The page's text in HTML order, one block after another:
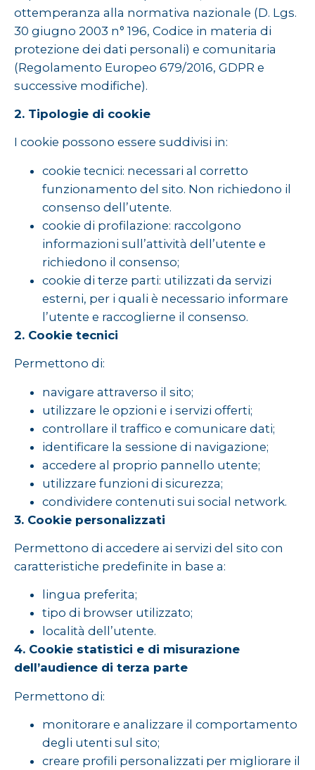
ottemperanza alla normativa nazionale (D. Lgs.
30 giugno 2003 n° 196, Codice in materia di
protezione dei dati personali) e comunitaria
(Regolamento Europeo 679/2016, GDPR e
successive modifiche).
2. Tipologie di cookie
I cookie possono essere suddivisi in:
cookie tecnici: necessari al corretto
funzionamento del sito. Non richiedono il
consenso dell’utente.
cookie di profilazione: raccolgono
informazioni sull’attività dell’utente e
richiedono il consenso;
cookie di terze parti: utilizzati da servizi
esterni, per i quali è necessario informare
l’utente e raccoglierne il consenso.
2. Cookie tecnici
Permettono di:
navigare attraverso il sito;
utilizzare le opzioni e i servizi offerti;
controllare il traffico e comunicare dati;
identificare la sessione di navigazione;
accedere al proprio pannello utente;
utilizzare funzioni di sicurezza;
condividere contenuti sui social network.
3. Cookie personalizzati
Permettono di accedere ai servizi del sito con
caratteristiche predefinite in base a:
lingua preferita;
tipo di browser utilizzato;
località dell’utente.
4. Cookie statistici e di misurazione
dell’audience di terza parte
Permettono di:
monitorare e analizzare il comportamento
degli utenti sul sito;
creare profili personalizzati per migliorare il